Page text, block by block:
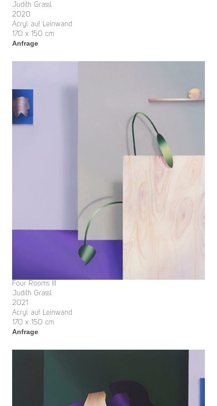
Judith Grassl
2020
Acryl auf Leinwand
170 x 150 cm
Anfrage
Four Rooms III
Judith Grassl
2021
Acryl auf Leinwand
170 x 150 cm
Anfrage